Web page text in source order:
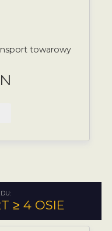
towarowy
≥ 4 OSIE